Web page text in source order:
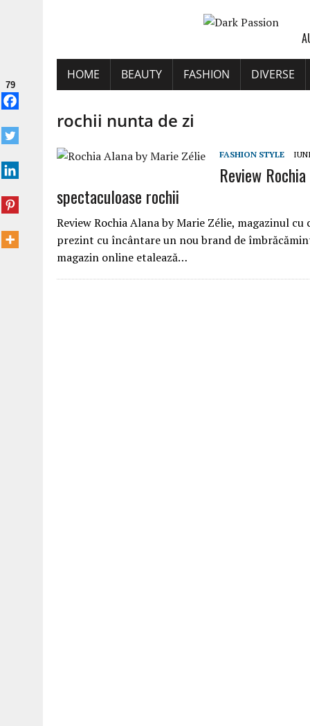
HOME BEAUTY FASHION DIVERSE
rochii nunta de zi
FASHION STYLE
Review
spectaculoase rochii
Review Rochia Alana by Marie Zélie, magazinul
prezint cu încântare un nou brand de
magazin online etalează…
79